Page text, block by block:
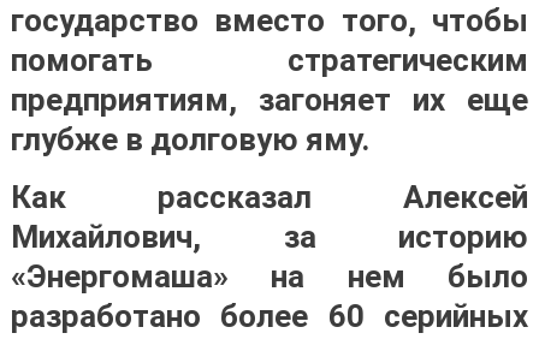
государство вместо того, чтобы
помогать стратегическим
предприятиям, загоняет их еще
глубже в долговую яму.
Как рассказал Алексей
Михайлович, за историю
«Энергомаша» на нем было
разработано более 60 серийных